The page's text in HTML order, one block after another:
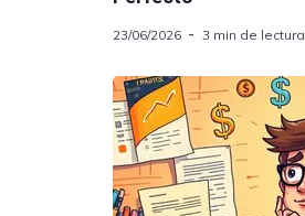
23/06/2026 3 min de lectura